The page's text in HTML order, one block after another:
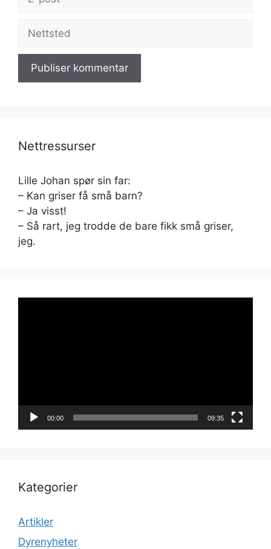
post
Nettressurser
Lille Johan spør sin far:
– Kan griser få små barn?
– Ja visst!
– Så rart, jeg trodde de bare fikk små griser,
jeg.
00:00 09:35
Kategorier
Artikler
Dyrenyheter